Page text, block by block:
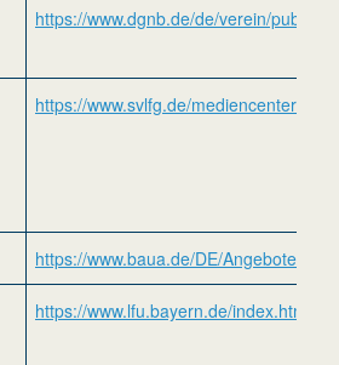
https://www.dgnb.de/de/verein/
https://www.svlfg.de/mediencenter
https://www.baua.de/DE/Angebote/
https://www.lfu.bayern.de/index.htm